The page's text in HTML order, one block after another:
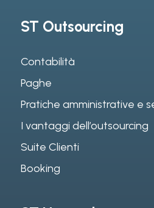
ST Outsourcing
Contabilità
Paghe
Pratiche amministrative e
I vantaggi dell’outsourcing
Suite Clienti
Booking